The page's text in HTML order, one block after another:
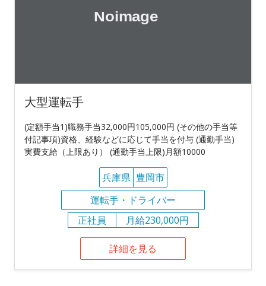
大型運転手
(定額手当1)職務手当32,000円105,000円 (その他の手当等
付記事項)資格、経験などに応じて手当を付与 (通勤手当)
実費支給（上限あり） (通勤手当上限)月額10000
兵庫県 豊岡市
運転手・ドライバー
正社員
月給230,000円
詳細を見る